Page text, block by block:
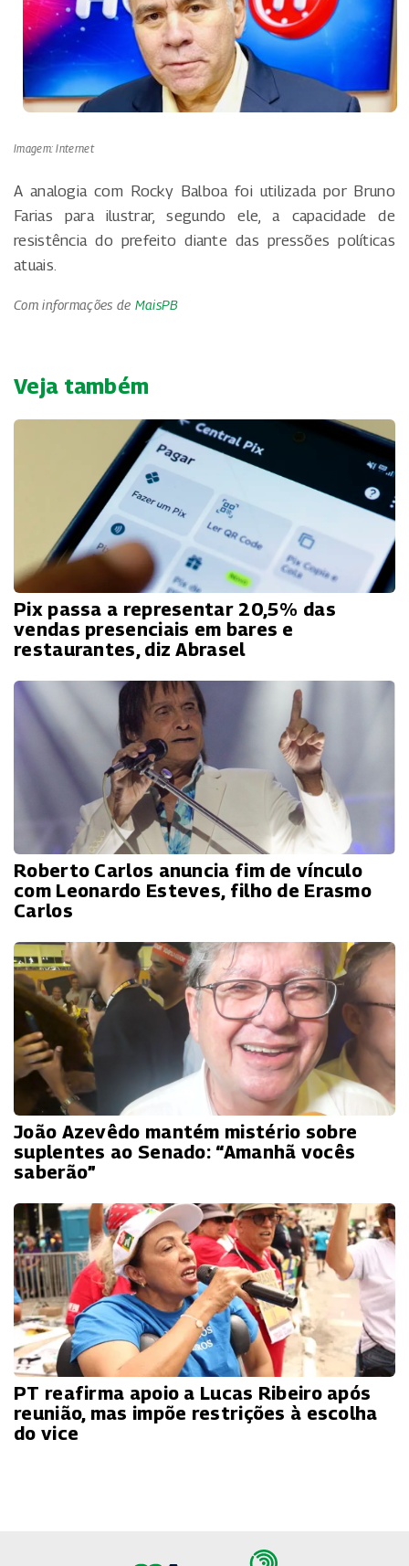
Imagem: Internet
A analogia com Rocky Balboa foi utilizada por Bruno
Farias para ilustrar, segundo ele, a capacidade de
resistência do prefeito diante das pressões políticas
atuais.
Com informações de MaisPB
Veja também
Pix passa a representar 20,5% das
vendas presenciais em bares e
restaurantes, diz Abrasel
Roberto Carlos anuncia fim de vínculo
com Leonardo Esteves, filho de Erasmo
Carlos
João Azevêdo mantém mistério sobre
suplentes ao Senado: “Amanhã vocês
saberão”
PT reafirma apoio a Lucas Ribeiro após
reunião, mas impõe restrições à escolha
do vice